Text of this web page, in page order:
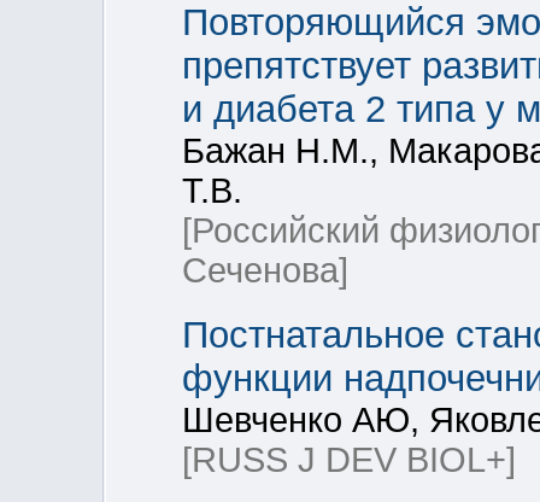
Повторяющийся
препятствует
и диабета 2 типа у
Бажан Н.М.,
Т.В.
[Российский
Сеченова]
Постнатальное
функции
Шевченко АЮ,
[RUSS J DEV BIOL+]